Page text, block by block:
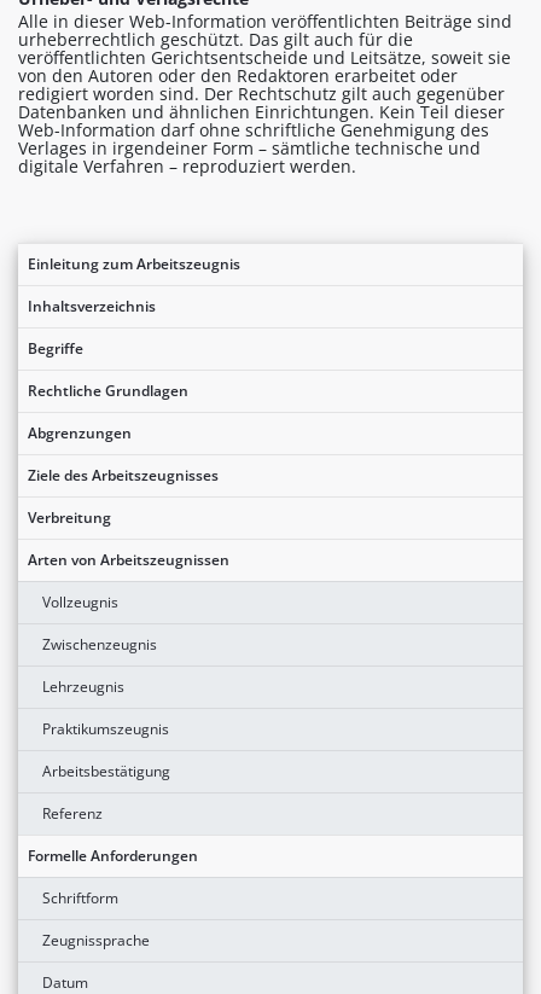
Einleitung zum Arbeitszeugnis
Inhaltsverzeichnis
Begriffe
Rechtliche Grundlagen
Abgrenzungen
Ziele des Arbeitszeugnisses
Verbreitung
Arten von Arbeitszeugnissen
Vollzeugnis
Zwischenzeugnis
Lehrzeugnis
Praktikumszeugnis
Arbeitsbestätigung
Referenz
Formelle Anforderungen
Schriftform
Zeugnissprache
Datum
Alle in dieser Web-Information veröffentlichten Beiträge sind
urheberrechtlich geschützt. Das gilt auch für die
veröffentlichten Gerichtsentscheide und Leitsätze, soweit sie
von den Autoren oder den Redaktoren erarbeitet oder
redigiert worden sind. Der Rechtschutz gilt auch gegenüber
Datenbanken und ähnlichen Einrichtungen. Kein Teil dieser
Web-Information darf ohne schriftliche Genehmigung des
Verlages in irgendeiner Form – sämtliche technische und
digitale Verfahren – reproduziert werden.